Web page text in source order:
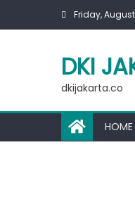
Friday,
DKI
dkijakarta.co
HOME